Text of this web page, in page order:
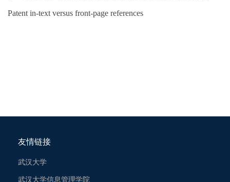
Patent in-text versus front-page references
友情链接
武汉大学
武汉大学信息管理学院